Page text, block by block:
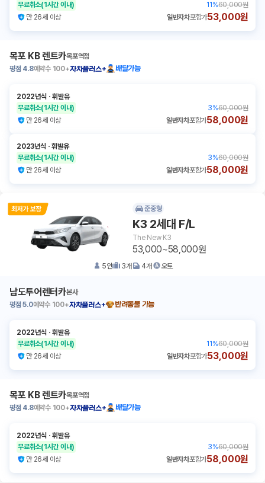
무료취소(1시간 이내) 11 %60,000원
만 26세 이상
일반자차포함가53,000원
목포 KB 렌트카목포역점
평점 4.8예약수 100+자차플러스+ 배달가능
2022년식 ㆍ휘발유
무료취소(1시간 이내) 3%60,000원
만 26세 이상
일반자차포함가58,000원
2023년식 ㆍ휘발유
무료취소(1시간 이내) 3%60,000원
만 26세 이상
일반자차포함가58,000원
준중형
K3 2세대 F/L
The New K3
53,000~58,000원
5인 3개 4개 오토
남도투어렌터카본사
평점 5.0예약수 100+자차플러스+ 반려동물 가능
2022년식 ㆍ휘발유
무료취소(1시간 이내) 11 %60,000원
만 26세 이상
일반자차포함가53,000원
목포 KB 렌트카목포역점
평점 4.8예약수 100+자차플러스+ 배달가능
2022년식 ㆍ휘발유
무료취소(1시간 이내) 3%60,000원
만 26세 이상
일반자차포함가58,000원